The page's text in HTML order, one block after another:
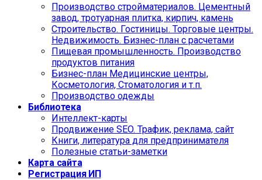
Производство стройматериалов. Цементный
завод, тротуарная плитка, кирпич, камень
Строительство. Гостиницы. Торговые центры.
Недвижимость. Бизнес-план с расчетами
Пищевая промышленность. Производство
продуктов питания
Бизнес-план Медицинские центры,
Косметология, Стоматология и т.п.
Производство одежды
Библиотека
Интеллект-карты
Продвижение SEO. Трафик, реклама, сайт
Книги, литература для предпринимателя
Полезные статьи-заметки
Карта сайта
Регистрация ИП